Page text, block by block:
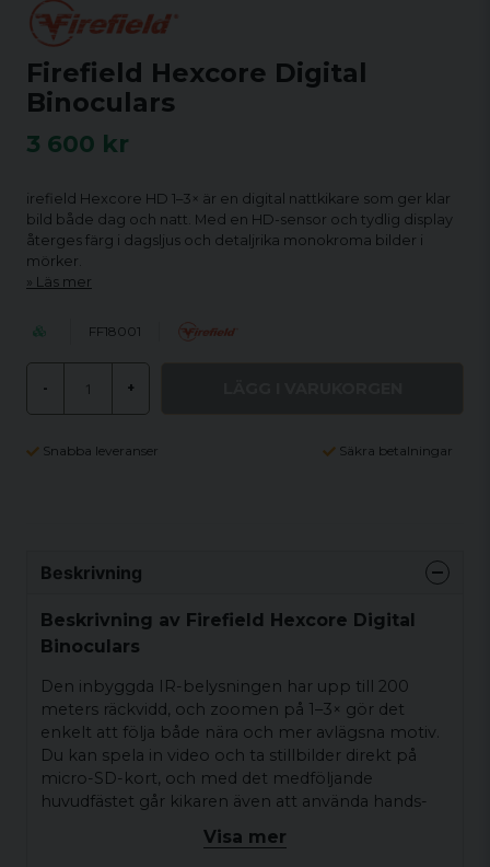
Firefield Hexcore Digital
Binoculars
3 600 kr
irefield Hexcore HD 1–3× är en digital nattkikare som ger klar
bild både dag och natt. Med en HD-sensor och tydlig display
återges färg i dagsljus och detaljrika monokroma bilder i
mörker.
Läs mer
FF18001
- +
Snabba leveranser Säkra betalningar
Beskrivning
Beskrivning av Firefield Hexcore Digital
Binoculars
Den inbyggda IR-belysningen har upp till 200
meters räckvidd, och zoomen på 1–3× gör det
enkelt att följa både nära och mer avlägsna motiv.
Du kan spela in video och ta stillbilder direkt på
micro-SD-kort, och med det medföljande
huvudfästet går kikaren även att använda hands-
drivs med AA-batterier eller via USB-C. Robust,
Visa mer